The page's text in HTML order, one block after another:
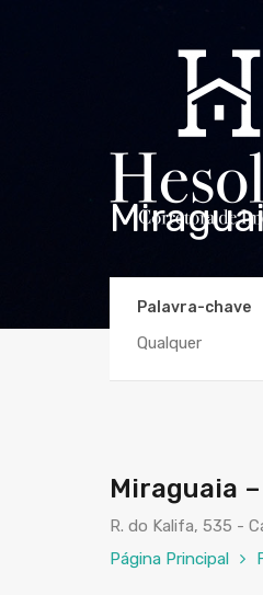
Palavra-chave
Miraguaia –
R. do Kalifa, 535 -
Página Principal